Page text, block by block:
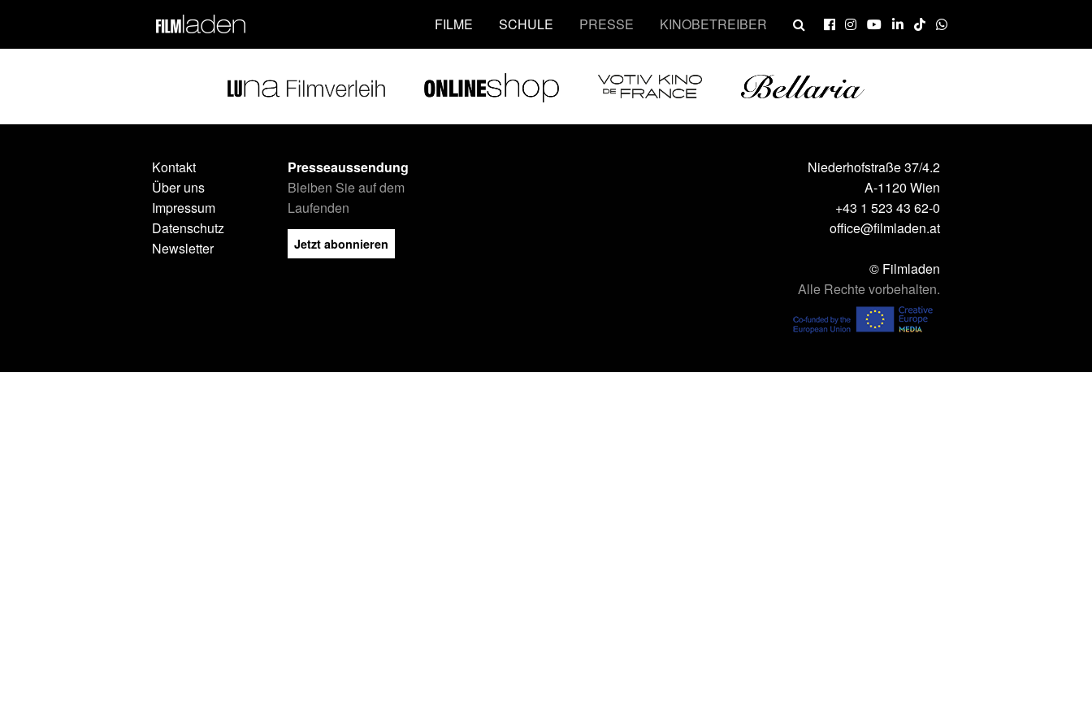
FILME SCHULE PRESSE KINOBETREIBER
Kontakt
Über uns
Impressum
Datenschutz
Newsletter
Presseaussendung
Bleiben Sie auf dem
Laufenden
Jetzt abonnieren
Niederhofstraße 37/4.2
A-1120 Wien
+43 1 523 43 62-0
office@filmladen.at
© Filmladen
Alle Rechte vorbehalten.